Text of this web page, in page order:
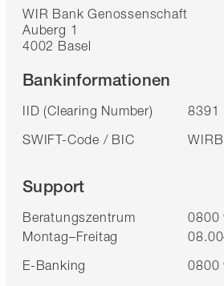
WIR Bank Genossenschaft
Auberg 1
4002 Basel
Bankinformationen
IID (Clearing Number)
8391
SWIFT-Code / BIC
Support
Beratungszentrum
0800
Montag–Freitag
E-Banking
0800